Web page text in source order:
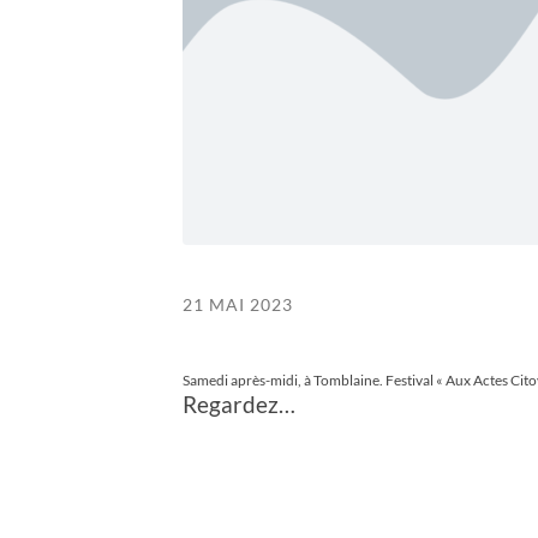
21 MAI 2023
Samedi après-midi, à Tomblaine. Festival « Aux Actes
Regardez…